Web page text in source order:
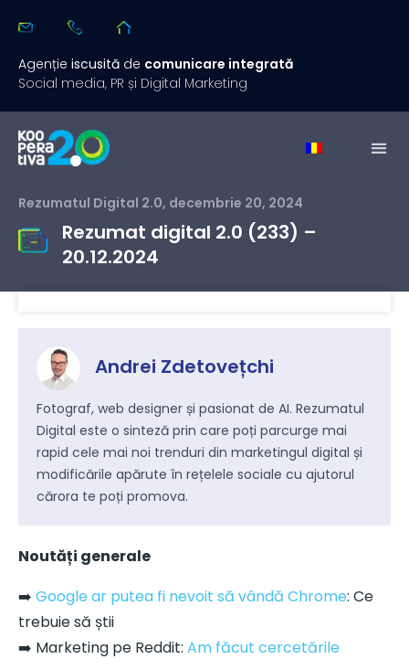
Agenție iscusită de comunicare integrată
Social media, PR și Digital Marketing
Rezumatul Digital 2.0, decembrie 20, 2024
Rezumat digital 2.0 (233) –
20.12.2024
Andrei Zdetovețchi
Fotograf, web designer și pasionat de AI. Rezumatul
Digital este o sinteză prin care poți parcurge mai
rapid cele mai noi trenduri din marketingul digital și
modificările apărute în rețelele sociale cu ajutorul
cărora te poți promova.
Noutăți generale
➡️ Google ar putea fi nevoit să vândă Chrome: Ce
trebuie să știi
➡️ Marketing pe Reddit: Am făcut cercetările